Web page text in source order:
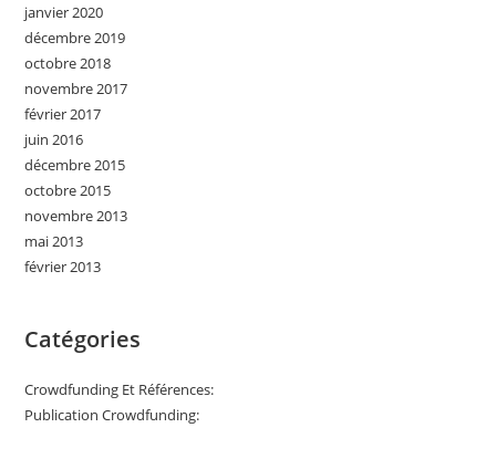
janvier 2020
décembre 2019
octobre 2018
novembre 2017
février 2017
juin 2016
décembre 2015
octobre 2015
novembre 2013
mai 2013
février 2013
Catégories
Crowdfunding Et Références:
Publication Crowdfunding: